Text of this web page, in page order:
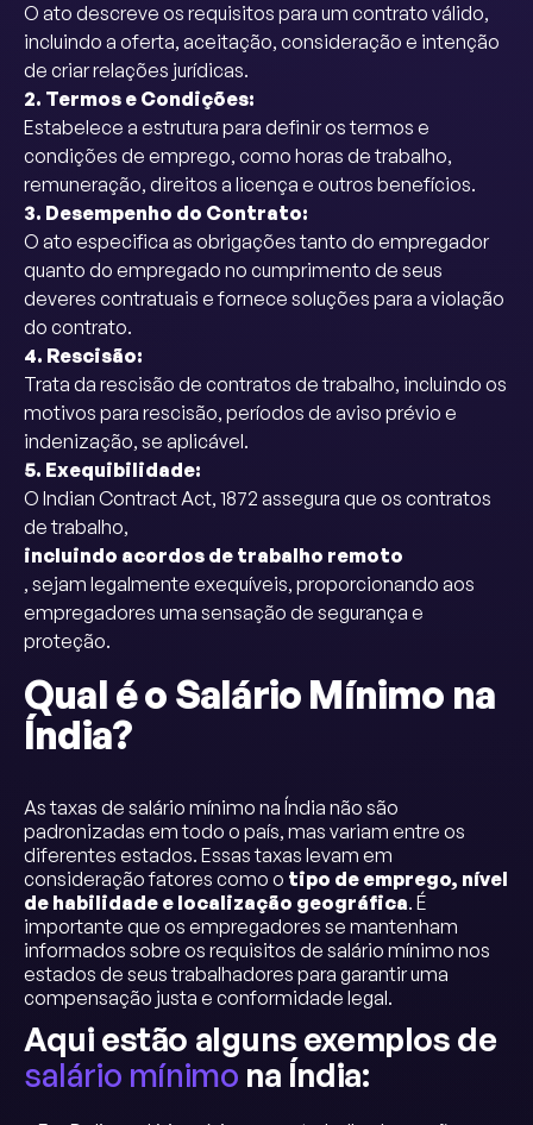
O ato descreve os requisitos para um contrato válido,
incluindo a oferta, aceitação, consideração e intenção
de criar relações jurídicas.
2. Termos e Condições:
Estabelece a estrutura para definir os termos e
condições de emprego, como horas de trabalho,
remuneração, direitos a licença e outros benefícios.
3. Desempenho do Contrato:
O ato especifica as obrigações tanto do empregador
quanto do empregado no cumprimento de seus
deveres contratuais e fornece soluções para a violação
do contrato.
4. Rescisão:
Trata da rescisão de contratos de trabalho, incluindo os
motivos para rescisão, períodos de aviso prévio e
indenização, se aplicável.
5. Exequibilidade:
O Indian Contract Act, 1872 assegura que os contratos
de trabalho,
incluindo acordos de trabalho remoto
, sejam legalmente exequíveis, proporcionando aos
empregadores uma sensação de segurança e
proteção.
Qual é o Salário Mínimo na
Índia?
As taxas de salário mínimo na Índia não são
padronizadas em todo o país, mas variam entre os
diferentes estados. Essas taxas levam em
consideração fatores como o tipo de emprego, nível
de habilidade e localização geográfica. É
importante que os empregadores se mantenham
informados sobre os requisitos de salário mínimo nos
estados de seus trabalhadores para garantir uma
compensação justa e conformidade legal.
Aqui estão alguns exemplos de
salário mínimo na Índia: